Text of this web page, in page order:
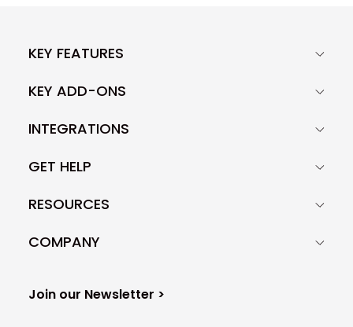
KEY FEATURES
KEY ADD-ONS
INTEGRATIONS
GET HELP
RESOURCES
COMPANY
Join our Newsletter >